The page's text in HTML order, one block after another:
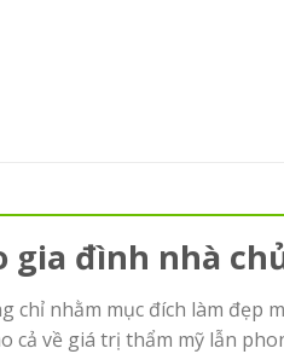
đình nhà
nhằm mục đích làm đẹp
cả về giá trị thẩm mỹ lẫn